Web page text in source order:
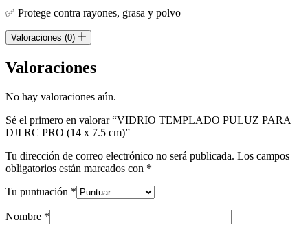
✅ Protege contra rayones, grasa y polvo
Valoraciones (0)
Valoraciones
No hay valoraciones aún.
Sé el primero en valorar “VIDRIO TEMPLADO PULUZ PARA
DJI RC PRO (14 x 7.5 cm)”
Tu dirección de correo electrónico no será publicada. Los campos
obligatorios están marcados con *
Tu puntuación *
Nombre *